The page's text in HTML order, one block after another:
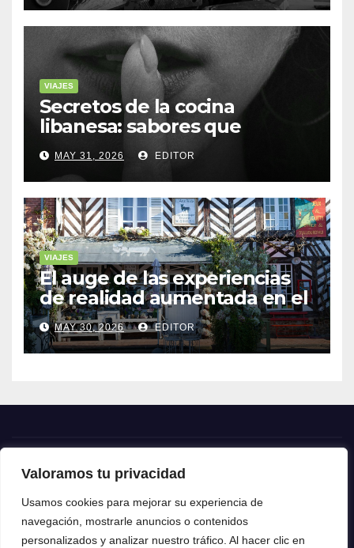
Valoramos tu privacidad
Usamos cookies para mejorar su experiencia de
navegación, mostrarle anuncios o contenidos
personalizados y analizar nuestro tráfico. Al hacer clic en
VIAJES
Secretos de la cocina
libanesa: sabores que
cuentan historias
MAY 31, 2026 EDITOR
VIAJES
El auge de las experiencias
de realidad aumentada en el
turismo
MAY 30, 2026 EDITOR
Crónica24
Crónica 24